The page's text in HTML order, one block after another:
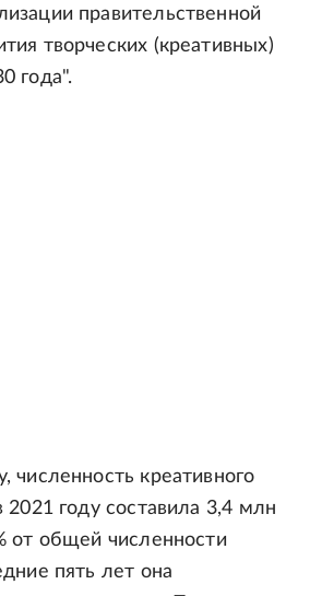
правительственной
творческих (креативных)
года".
численность креативного
2021 году составила 3,4 млн
от общей численности
пять лет она